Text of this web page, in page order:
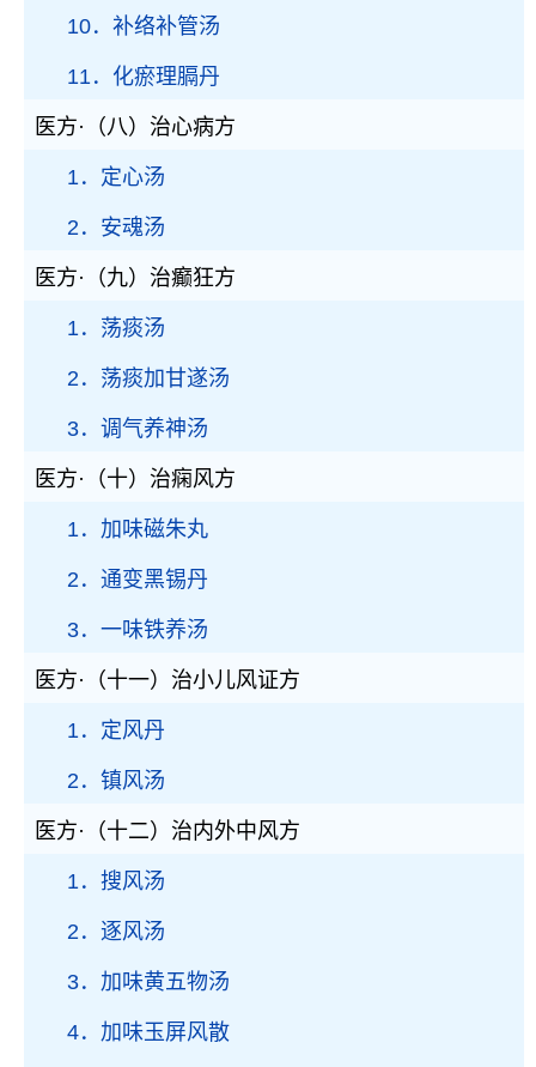
10．补络补管汤
11．化瘀理膈丹
医方·（八）治心病方
1．定心汤
2．安魂汤
医方·（九）治癫狂方
1．荡痰汤
2．荡痰加甘遂汤
3．调气养神汤
医方·（十）治痫风方
1．加味磁朱丸
2．通变黑锡丹
3．一味铁养汤
医方·（十一）治小儿风证方
1．定风丹
2．镇风汤
医方·（十二）治内外中风方
1．搜风汤
2．逐风汤
3．加味黄五物汤
4．加味玉屏风散